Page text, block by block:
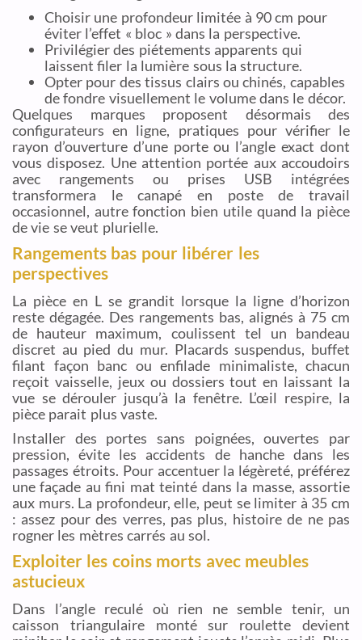
Choisir une profondeur limitée à 90 cm pour
éviter l’effet « bloc » dans la perspective.
Privilégier des piétements apparents qui
laissent filer la lumière sous la structure.
Opter pour des tissus clairs ou chinés, capables
de fondre visuellement le volume dans le décor.
Quelques marques proposent désormais des
configurateurs en ligne, pratiques pour vérifier le
rayon d’ouverture d’une porte ou l’angle exact dont
vous disposez. Une attention portée aux accoudoirs
avec rangements ou prises USB intégrées
transformera le canapé en poste de travail
occasionnel, autre fonction bien utile quand la pièce
de vie se veut plurielle.
Rangements bas pour libérer les
perspectives
La pièce en L se grandit lorsque la ligne d’horizon
reste dégagée. Des rangements bas, alignés à 75 cm
de hauteur maximum, coulissent tel un bandeau
discret au pied du mur. Placards suspendus, buffet
filant façon banc ou enfilade minimaliste, chacun
reçoit vaisselle, jeux ou dossiers tout en laissant la
vue se dérouler jusqu’à la fenêtre. L’œil respire, la
pièce parait plus vaste.
Installer des portes sans poignées, ouvertes par
pression, évite les accidents de hanche dans les
passages étroits. Pour accentuer la légèreté, préférez
une façade au fini mat teinté dans la masse, assortie
aux murs. La profondeur, elle, peut se limiter à 35 cm
: assez pour des verres, pas plus, histoire de ne pas
rogner les mètres carrés au sol.
Exploiter les coins morts avec meubles
astucieux
Dans l’angle reculé où rien ne semble tenir, un
caisson triangulaire monté sur roulette devient